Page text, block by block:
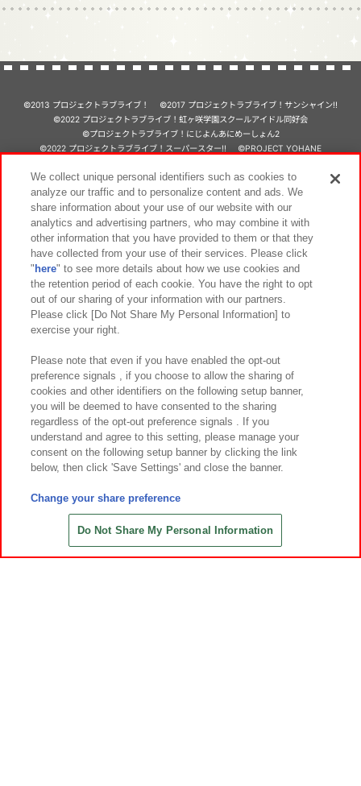
©2013 プロジェクトラブライブ！
©2017 プロジェクトラブライブ！サンシャイン!!
©2022 プロジェクトラブライブ！虹ヶ咲学園スクールアイドル同好会
©プロジェクトラブライブ！にじよんあにめーしょん2
©2022 プロジェクトラブライブ！スーパースター!!
©PROJECT YOHANE
©プロジェクトラブライブ！蓮ノ空女学院スクールアイドルクラブ
あそび場をさがす
ゲーム機をさがす
スマホ・PCであそぶ
イベント・キャンペーン
関連会社 サステナビリティ サイトポリシー
We collect unique personal identifiers such as cookies to
analyze our traffic and to personalize content and ads. We
share information about your use of our website with our
analytics and advertising partners, who may combine it with
other information that you have provided to them or that they
have collected from your use of their services. Please click
" here" to see more details about how we use cookies and
the retention period of each cookie. You have the right to opt
out of our sharing of your information with our partners.
Please click [Do Not Share My Personal Information] to
exercise your right.
Please note that even if you have enabled the opt-out
preference signals , if you choose to allow the sharing of
cookies and other identifiers on the following setup banner,
you will be deemed to have consented to the sharing
regardless of the opt-out preference signals . If you
understand and agree to this setting, please manage your
consent on the following setup banner by clicking the link
below, then click 'Save Settings' and close the banner.
Change your share preference
Do Not Share My Personal Information